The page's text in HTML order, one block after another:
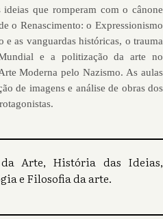
que romperam com o cânone
o Renascimento: o Expressionismo
as vanguardas históricas, o trauma
e a politização da arte no
Moderna pelo Nazismo. As aulas
de imagens e análise de obras dos
Arte, História das Ideias,
e Filosofia da arte.